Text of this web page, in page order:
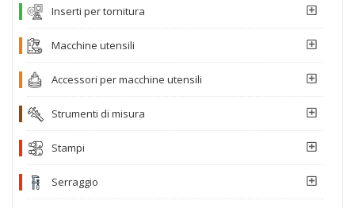
Inserti per tornitura
Macchine utensili
Accessori per macchine utensili
Strumenti di misura
Stampi
Serraggio